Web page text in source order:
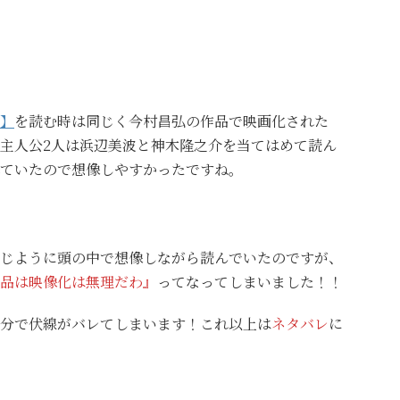
を読む時は同じく今村昌弘の作品で映画化された
人公2人は浜辺美波と神木隆之介を当てはめて読ん
いたので想像しやすかったですね。
ように頭の中で想像しながら読んでいたのですが、
は映像化は無理だわ』 ってなってしまいました！！
で伏線がバレてしまいます！これ以上はネタバレに